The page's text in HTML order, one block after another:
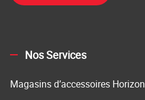
Nos Services
Magasins d’accessoires Horizon